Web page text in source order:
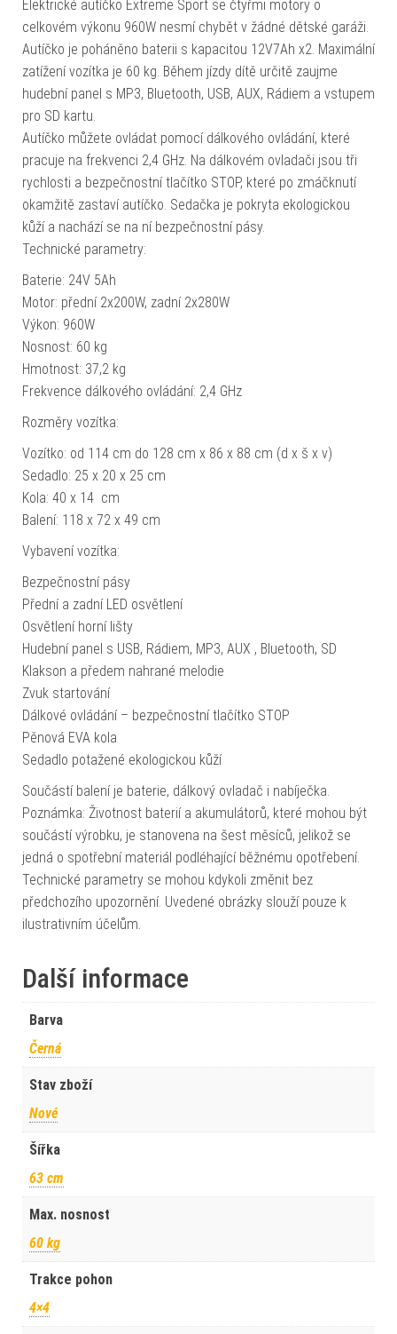
Elektrické autíčko Extreme Sport se čtyřmi motory o
celkovém výkonu 960W nesmí chybět v žádné dětské garáži.
Autíčko je poháněno baterii s kapacitou 12V7Ah x2. Maximální
zatížení vozítka je 60 kg. Během jízdy dítě určitě zaujme
hudební panel s MP3, Bluetooth, USB, AUX, Rádiem a vstupem
pro SD kartu.
Autíčko můžete ovládat pomocí dálkového ovládání, které
pracuje na frekvenci 2,4 GHz. Na dálkovém ovladači jsou tři
rychlosti a bezpečnostní tlačítko STOP, které po zmáčknutí
okamžitě zastaví autíčko. Sedačka je pokryta ekologickou
kůží a nachází se na ní bezpečnostní pásy.
Technické parametry:
Baterie: 24V 5Ah
Motor: přední 2x200W, zadní 2x280W
Výkon: 960W
Nosnost: 60 kg
Hmotnost: 37,2 kg
Frekvence dálkového ovládání: 2,4 GHz
Rozměry vozítka:
Vozítko: od 114 cm do 128 cm x 86 x 88 cm (d x š x v)
Sedadlo: 25 x 20 x 25 cm
Kola: 40 x 14 cm
Balení: 118 x 72 x 49 cm
Vybavení vozítka:
Bezpečnostní pásy
Přední a zadní LED osvětlení
Osvětlení horní lišty
Hudební panel s USB, Rádiem, MP3, AUX , Bluetooth, SD
Klakson a předem nahrané melodie
Zvuk startování
Dálkové ovládání – bezpečnostní tlačítko STOP
Pěnová EVA kola
Sedadlo potažené ekologickou kůží
Součástí balení je baterie, dálkový ovladač i nabíječka.
Poznámka: Životnost baterií a akumulátorů, které mohou být
součástí výrobku, je stanovena na šest měsíců, jelikož se
jedná o spotřební materiál podléhající běžnému opotřebení.
Technické parametry se mohou kdykoli změnit bez
předchozího upozornění. Uvedené obrázky slouží pouze k
ilustrativním účelům.
Další informace
Barva
Černá
Stav zboží
Nové
Šířka
63 cm
Max. nosnost
60 kg
Trakce pohon
4×4